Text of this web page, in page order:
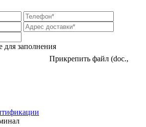
для заполнения
Прикрепить файл (doc.,